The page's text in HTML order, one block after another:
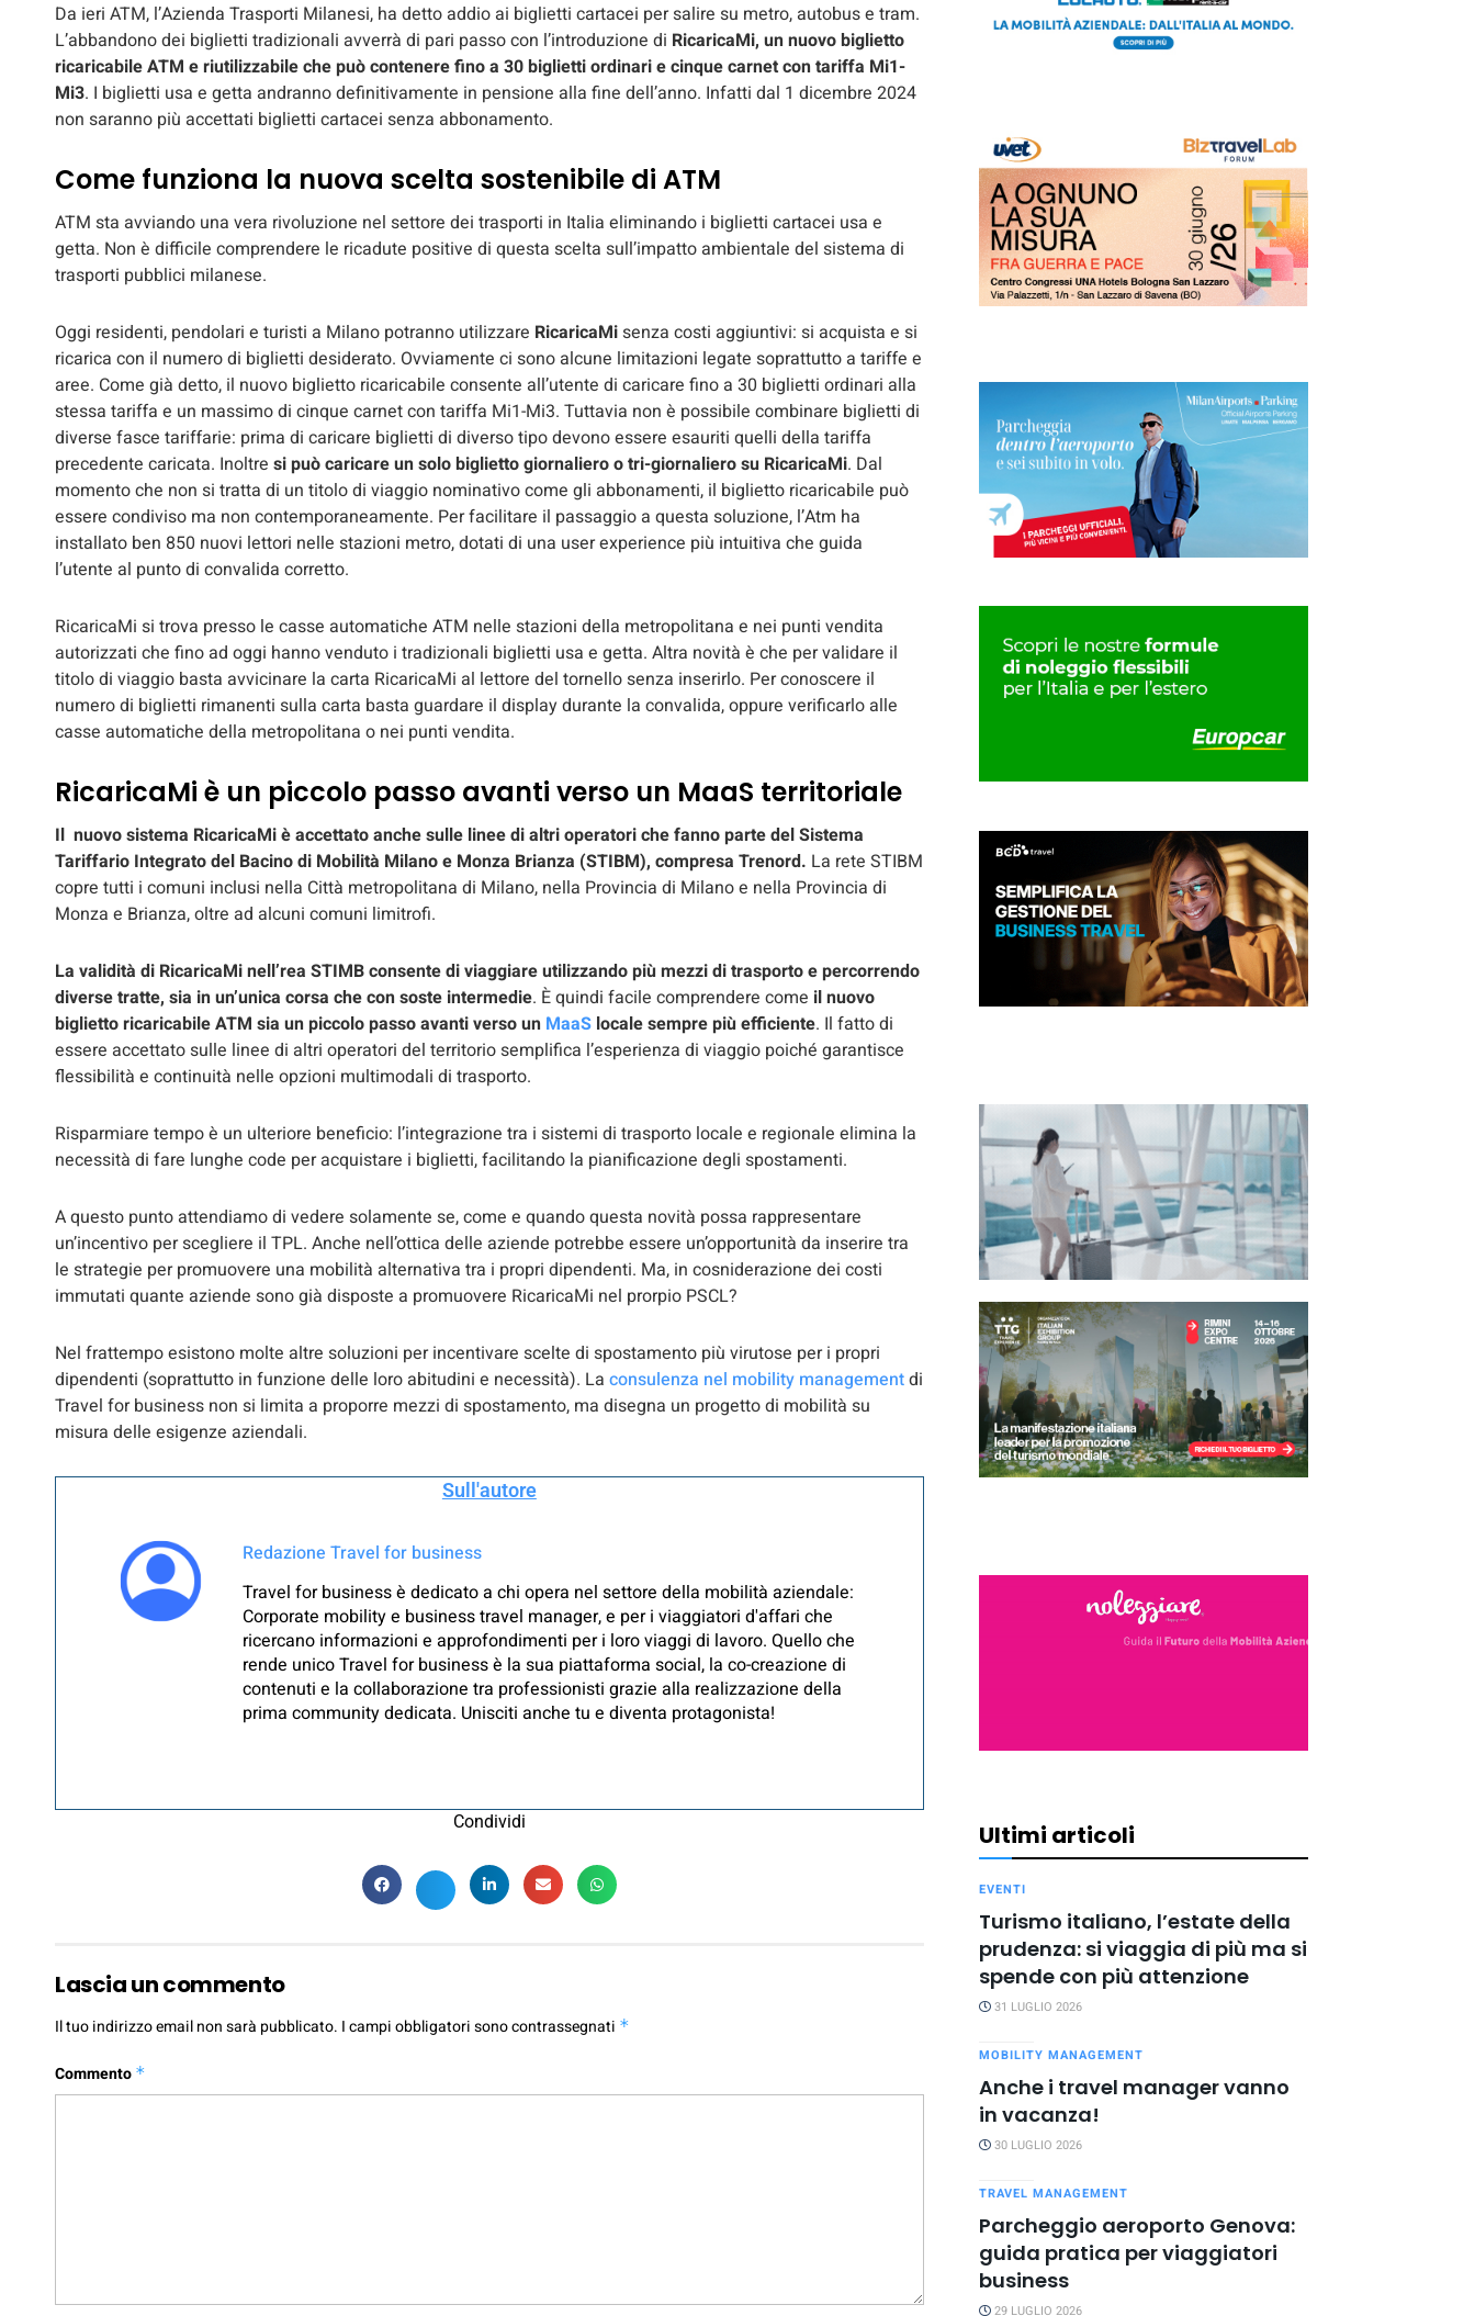
Da ieri ATM, l’Azienda Trasporti Milanesi, ha detto addio ai biglietti cartacei per salire su metro, autobus e tram.
L’abbandono dei biglietti tradizionali avverrà di pari passo con l’introduzione di RicaricaMi, un nuovo biglietto
ricaricabile ATM e riutilizzabile che può contenere fino a 30 biglietti ordinari e cinque carnet con tariffa Mi1-
Mi3. I biglietti usa e getta andranno definitivamente in pensione alla fine dell’anno. Infatti dal 1 dicembre 2024
non saranno più accettati biglietti cartacei senza abbonamento.
Come funziona la nuova scelta sostenibile di ATM
ATM sta avviando una vera rivoluzione nel settore dei trasporti in Italia eliminando i biglietti cartacei usa e
getta. Non è difficile comprendere le ricadute positive di questa scelta sull’impatto ambientale del sistema di
trasporti pubblici milanese.
Oggi residenti, pendolari e turisti a Milano potranno utilizzare RicaricaMisenza costi aggiuntivi: si acquista e si
ricarica con il numero di biglietti desiderato. Ovviamente ci sono alcune limitazioni legate soprattutto a tariffe e
aree. Come già detto, il nuovo biglietto ricaricabile consente all’utente di caricare fino a 30 biglietti ordinari alla
stessa tariffa e un massimo di cinque carnet con tariffa Mi1-Mi3. Tuttavia non è possibile combinare biglietti di
diverse fasce tariffarie: prima di caricare biglietti di diverso tipo devono essere esauriti quelli della tariffa
precedente caricata. Inoltre si può caricare un solo biglietto giornaliero o tri-giornaliero su RicaricaMi. Dal
momento che non si tratta di un titolo di viaggio nominativo come gli abbonamenti, il biglietto ricaricabile può
essere condiviso ma non contemporaneamente. Per facilitare il passaggio a questa soluzione, l’Atm ha
installato ben 850 nuovi lettori nelle stazioni metro, dotati di una user experience più intuitiva che guida
l’utente al punto di convalida corretto.
RicaricaMi si trova presso le casse automatiche ATM nelle stazioni della metropolitana e nei punti vendita
autorizzati che fino ad oggi hanno venduto i tradizionali biglietti usa e getta. Altra novità è che per validare il
titolo di viaggio basta avvicinare la carta RicaricaMi al lettore del tornello senza inserirlo. Per conoscere il
numero di biglietti rimanenti sulla carta basta guardare il display durante la convalida, oppure verificarlo alle
casse automatiche della metropolitana o nei punti vendita.
RicaricaMi è un piccolo passo avanti verso un MaaS territoriale
Il nuovo sistema RicaricaMi è accettato anche sulle linee di altri operatori che fanno parte del Sistema
Tariffario Integrato del Bacino di Mobilità Milano e Monza Brianza (STIBM), compresa Trenord. La rete STIBM
copre tutti i comuni inclusi nella Città metropolitana di Milano, nella Provincia di Milano e nella Provincia di
Monza e Brianza, oltre ad alcuni comuni limitrofi.
La validità di RicaricaMi nell’rea STIMB consente di viaggiare utilizzando più mezzi di trasporto e percorrendo
diverse tratte, sia in un’unica corsa che con soste intermedie. È quindi facile comprendere come il nuovo
biglietto ricaricabile ATM sia un piccolo passo avanti verso un MaaS locale sempre più efficiente. Il fatto di
essere accettato sulle linee di altri operatori del territorio semplifica l’esperienza di viaggio poiché garantisce
flessibilità e continuità nelle opzioni multimodali di trasporto.
Risparmiare tempo è un ulteriore beneficio: l’integrazione tra i sistemi di trasporto locale e regionale elimina la
necessità di fare lunghe code per acquistare i biglietti, facilitando la pianificazione degli spostamenti.
A questo punto attendiamo di vedere solamente se, come e quando questa novità possa rappresentare
un’incentivo per scegliere il TPL. Anche nell’ottica delle aziende potrebbe essere un’opportunità da inserire tra
le strategie per promuovere una mobilità alternativa tra i propri dipendenti. Ma, in cosniderazione dei costi
immutati quante aziende sono già disposte a promuovere RicaricaMi nel prorpio PSCL?
Nel frattempo esistono molte altre soluzioni per incentivare scelte di spostamento più virutose per i propri
dipendenti (soprattutto in funzione delle loro abitudini e necessità). La consulenza nel mobility managementdi
Travel for business non si limita a proporre mezzi di spostamento, ma disegna un progetto di mobilità su
misura delle esigenze aziendali.
Sull'autore
Redazione Travel for business
Travel for business è dedicato a chi opera nel settore della mobilità aziendale:
Corporate mobility e business travel manager, e per i viaggiatori d'affari che
ricercano informazioni e approfondimenti per i loro viaggi di lavoro. Quello che
rende unico Travel for business è la sua piattaforma social, la co-creazione di
contenuti e la collaborazione tra professionisti grazie alla realizzazione della
prima community dedicata. Unisciti anche tu e diventa protagonista!
Condividi
Lascia un commento
Il tuo indirizzo email non sarà pubblicato. I campi obbligatori sono contrassegnati *
Commento *
Ultimi articoli
EVENTI
Turismo italiano, l’estate della
prudenza: si viaggia di più ma si
spende con più attenzione
31 LUGLIO 2026
MOBILITY MANAGEMENT
Anche i travel manager vanno
in vacanza!
30 LUGLIO 2026
TRAVEL MANAGEMENT
Parcheggio aeroporto Genova:
guida pratica per viaggiatori
business
29 LUGLIO 2026